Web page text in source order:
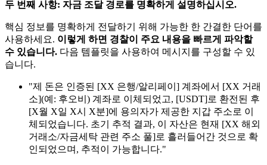
두 번째 사항: 자금 조달 경로를 명확하게 설명하십시오.
핵심 정보를 명확하게 전달하기 위해 가능한 한 간결한 단어를
사용하세요. 이렇게 하면 경찰이 주요 내용을 빠르게 파악할
수 있습니다. 다음 템플릿을 사용하여 메시지를 구성할 수 있
습니다.
"제 돈은 인증된 [XX 은행/알리페이] 계좌에서 [XX 거래
소](예: 후오비) 계좌로 이체되었고, [USDT]로 환전된 후
[X월 X일 X시 X분]에 용의자가 제공한 지갑 주소로 이
체되었습니다. 초기 추적 결과, 이 자산은 현재 [XX 해외
거래소/자금세탁 관련 주소 풀]로 흘러들어간 것으로 확
인되었으며, 추적이 가능합니다."